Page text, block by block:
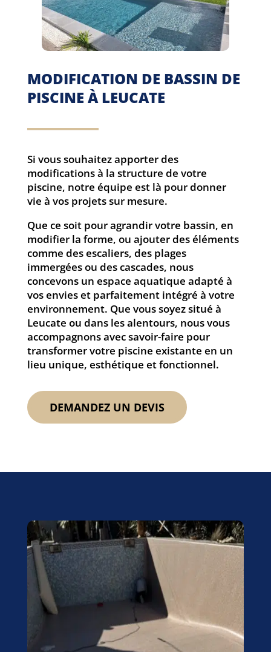
MODIFICATION DE BASSIN DE
PISCINE À LEUCATE
Si vous souhaitez apporter des
modifications à la structure de votre
piscine, notre équipe est là pour donner
vie à vos projets sur mesure.
Que ce soit pour agrandir votre bassin, en
modifier la forme, ou ajouter des éléments
comme des escaliers, des plages
immergées ou des cascades, nous
concevons un espace aquatique adapté à
vos envies et parfaitement intégré à votre
environnement. Que vous soyez situé à
Leucate ou dans les alentours, nous vous
accompagnons avec savoir-faire pour
transformer votre piscine existante en un
lieu unique, esthétique et fonctionnel.
DEMANDEZ UN DEVIS